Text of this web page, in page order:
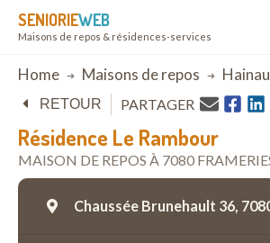
SENIORIEWEB
Maisons de repos & résidences-services
Breadcrumb
Home Maisons de repos
Résidence Le Rambour
MAISON DE REPOS À 7080
RETOUR PARTAGER
Chaussée Brunehault 36,